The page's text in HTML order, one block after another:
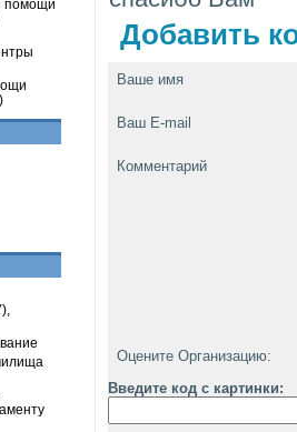
Добавить
Ваше имя
Ваш E-mail
Комментарий
Оцените Организацию:
Введите код с картинки:
помощи